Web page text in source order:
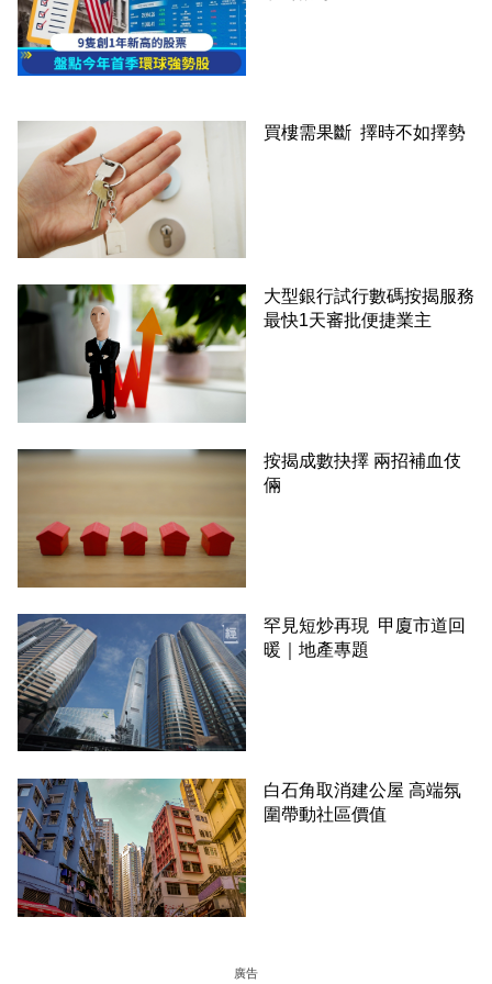
買樓需果斷 擇時不如擇勢
大型銀行試行數碼按揭服務
最快1天審批便捷業主
按揭成數抉擇 兩招補血伎
倆
罕見短炒再現 甲廈市道回
暖｜地產專題
白石角取消建公屋 高端氛
圍帶動社區價值
廣告